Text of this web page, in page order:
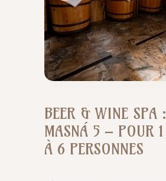
BEER & WINE SPA :
MASNÁ 5 – POUR 1
À 6 PERSONNES